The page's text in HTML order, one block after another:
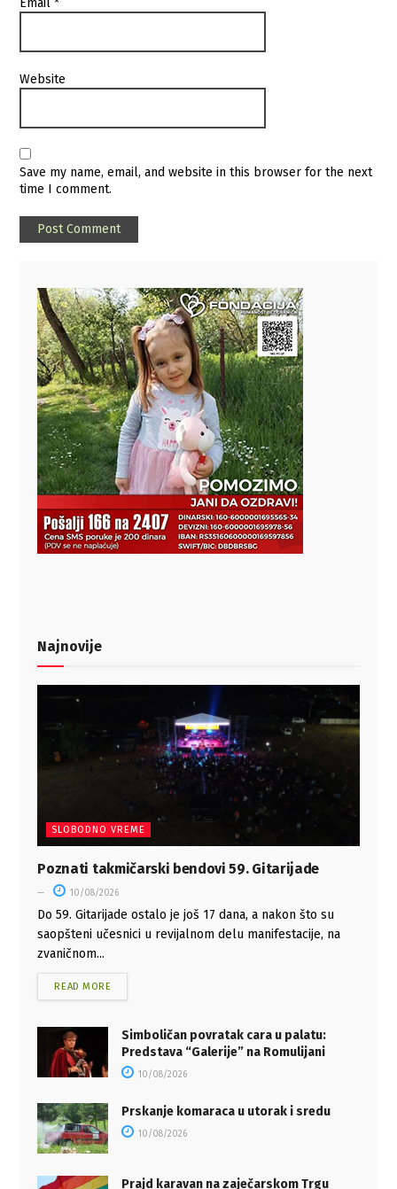
Email *
Website
Save my name, email, and website in this browser for the next
time I comment.
Najnovije
SLOBODNO VREME
Poznati takmičarski bendovi 59. Gitarijade
10/08/2026
Do 59. Gitarijade ostalo je još 17 dana, a nakon što su
saopšteni učesnici u revijalnom delu manifestacije, na
zvaničnom...
READ MORE
Simboličan povratak cara u palatu:
Predstava “Galerije” na Romulijani
10/08/2026
Prskanje komaraca u utorak i sredu
10/08/2026
Prajd karavan na zaječarskom Trgu